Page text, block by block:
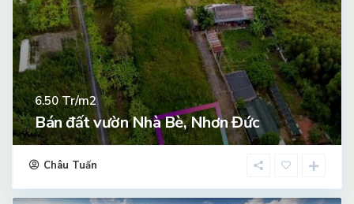
6.50Tr/m2
Bán đất vườn Nhà Bè, Nhơn Đức
Châu Tuấn